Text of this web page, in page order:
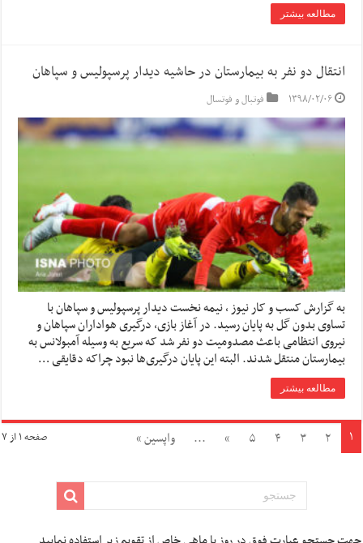
مطالعه بیشتر
انتقال دو نفر به بیمارستان در حاشیه دیدار پرسپولیس و سپاهان
۱۳۹۸/۰۲/۰۶ فوتبال و فوتسال
به گزارش کسب و کار نیوز ، نیمه نخست دیدار پرسپولیس و سپاهان با
تساوی بدون گل به پایان رسید. در آغاز بازی، درگیری هواداران سپاهان و
نیروی انتظامی باعث مصدومیت دو نفر شد که سریع به وسیله آمبولانس به
بیمارستان منتقل شدند. البته این پایان درگیری‌ها نبود چراکه دقایقی …
مطالعه بیشتر
صفحه ۱ از ۷ ۱ ۲ ۳ ۴ ۵ »
... واپسین »